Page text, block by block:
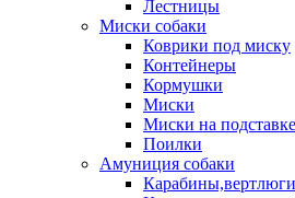
Лестницы
Миски собаки
Коврики под миску
Контейнеры
Кормушки
Миски
Миски на подставке
Поилки
Амуниция собаки
Карабины,вертлюги